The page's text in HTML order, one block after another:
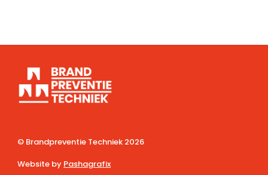
© Brandpreventie Techniek 2026
Website by Pashagrafix